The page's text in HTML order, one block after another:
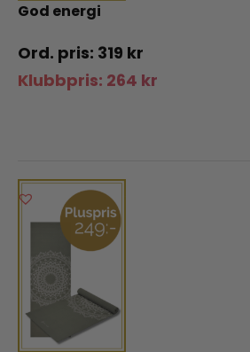
God energi
319 kr
Klubbpris: 264 kr